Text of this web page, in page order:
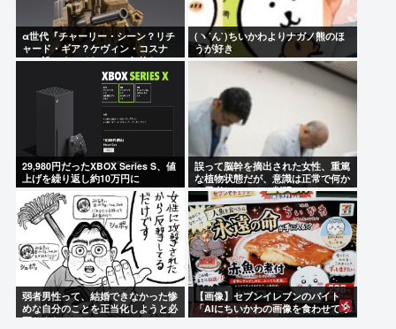
α世代『チャーリー・シーン？リチ
ャード・ギア？ケヴィン・コスナ
ー？誰ですかそれ？？』何故なのか
(ヽ´ん`) ちいかわよりナガノ熊のほ
うが好き
29,980円だったXBOX Series S、値
上げを繰り返し約10万円に
誤って脳幹を摘出された女性、重篤
な植物状態だが、意識は正常で何か
を思考していると判明
弱者男性って、結婚できなかった惨
めな自分のことを正当化しようと必
死だよな
【画像】セブンイレブンのバイト
「AIにちいかわの画像を食わせてっ
と…できた！」